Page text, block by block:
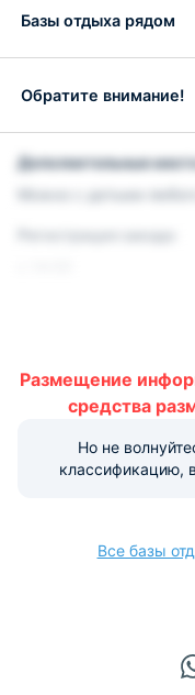
Базы отдыха рядом
Обратите внимание!
Дополнительные
Можно с детьми
Условия и правила
Допускается
Дополнительные
кг - 1000р/сутки.
Visa
Размещение
средства
Но не
классификацию,
Все базы